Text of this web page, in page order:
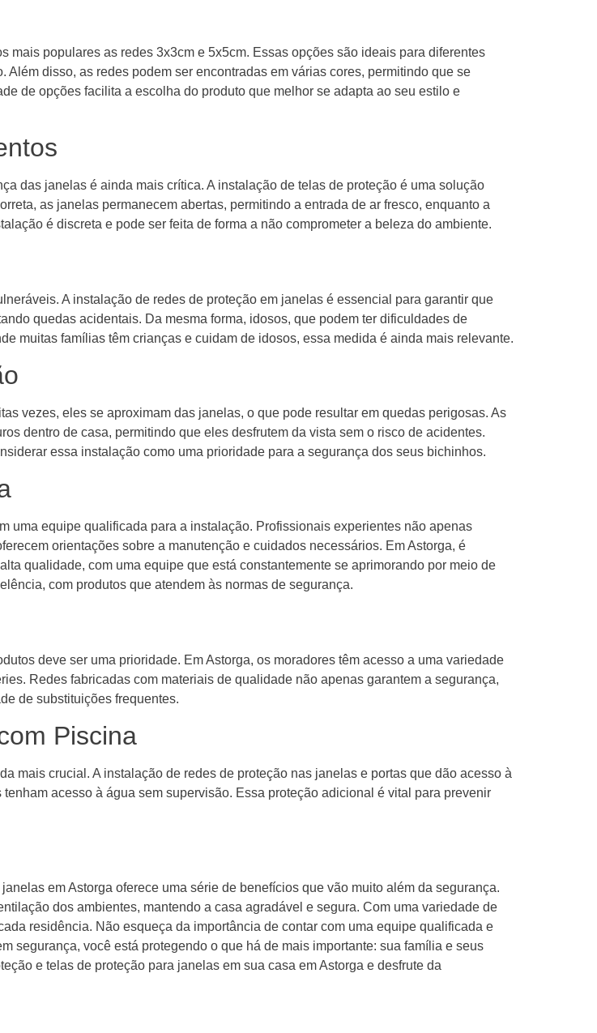
populares as redes 3x3cm e 5x5cm. Essas opções são ideais para diferentes
disso, as redes podem ser encontradas em várias cores, permitindo que se
de opções facilita a escolha do produto que melhor se adapta ao seu estilo e
das janelas é ainda mais crítica. A instalação de telas de proteção é uma solução
as janelas permanecem abertas, permitindo a entrada de ar fresco, enquanto a
é discreta e pode ser feita de forma a não comprometer a beleza do ambiente.
A instalação de redes de proteção em janelas é essencial para garantir que
quedas acidentais. Da mesma forma, idosos, que podem ter dificuldades de
muitas famílias têm crianças e cuidam de idosos, essa medida é ainda mais relevante.
vezes, eles se aproximam das janelas, o que pode resultar em quedas perigosas. As
dentro de casa, permitindo que eles desfrutem da vista sem o risco de acidentes.
essa instalação como uma prioridade para a segurança dos seus bichinhos.
uma equipe qualificada para a instalação. Profissionais experientes não apenas
orientações sobre a manutenção e cuidados necessários. Em Astorga, é
qualidade, com uma equipe que está constantemente se aprimorando por meio de
com produtos que atendem às normas de segurança.
deve ser uma prioridade. Em Astorga, os moradores têm acesso a uma variedade
Redes fabricadas com materiais de qualidade não apenas garantem a segurança,
de substituições frequentes.
Piscina
mais crucial. A instalação de redes de proteção nas janelas e portas que dão acesso à
acesso à água sem supervisão. Essa proteção adicional é vital para prevenir
em Astorga oferece uma série de benefícios que vão muito além da segurança.
dos ambientes, mantendo a casa agradável e segura. Com uma variedade de
residência. Não esqueça da importância de contar com uma equipe qualificada e
segurança, você está protegendo o que há de mais importante: sua família e seus
e telas de proteção para janelas em sua casa em Astorga e desfrute da